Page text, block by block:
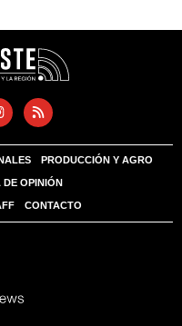
PRODUCCIÓN Y AGRO
DE OPINIÓN
CONTACTO